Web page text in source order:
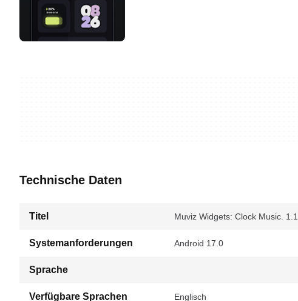
Technische Daten
Titel Muviz Widgets: Clock Music.
Systemanforderungen Android 17.0
Sprache
Verfügbare Sprachen Englisch